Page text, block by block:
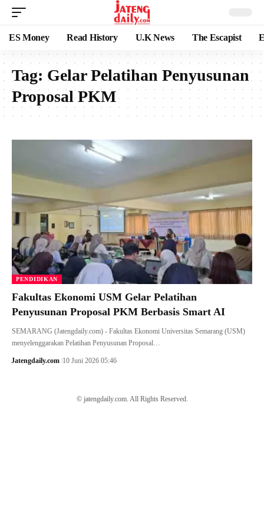
ES Money Read History U.K News The Escapist
Tag: Gelar Pelatihan Penyusunan
Proposal PKM
PENDIDIKAN
Fakultas Ekonomi USM Gelar Pelatihan
Penyusunan Proposal PKM Berbasis Smart AI
SEMARANG (Jatengdaily.com) - Fakultas Ekonomi Universitas Semarang (USM)
menyelenggarakan Pelatihan Penyusunan Proposal…
Jatengdaily.com 10 Juni 2026 05:46
© jatengdaily.com. All Rights Reserved.